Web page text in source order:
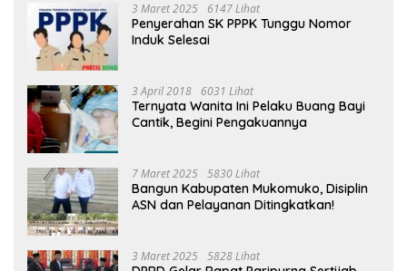
3 Maret 2025 6147 Lihat
Penyerahan SK PPPK Tunggu Nomor
Induk Selesai
3 April 2018 6031 Lihat
Ternyata Wanita Ini Pelaku Buang Bayi
Cantik, Begini Pengakuannya
7 Maret 2025 5830 Lihat
Bangun Kabupaten Mukomuko, Disiplin
ASN dan Pelayanan Ditingkatkan!
3 Maret 2025 5828 Lihat